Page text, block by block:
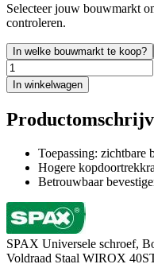
Selecteer jouw bouwmarkt
controleren.
In welke bouwmarkt te koop?
In winkelwagen
Toepassing: zichtbare
Hogere
Betrouwbaar
SPAX Universele schroef,
Voldraad Staal WIROX